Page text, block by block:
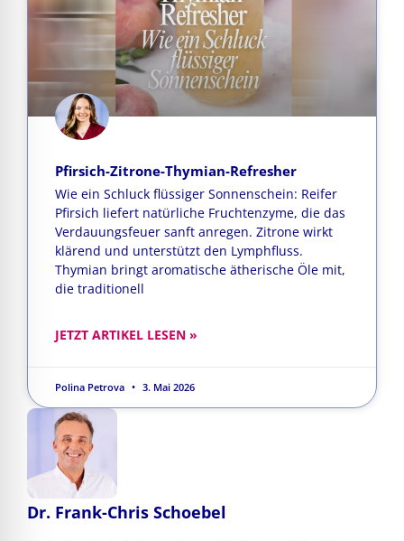
Dr. Frank-Chris Schoebel
Pfirsich-Zitrone-Thymian-Refresher
Wie ein Schluck flüssiger Sonnenschein: Reifer
Pfirsich liefert natürliche Fruchtenzyme, die das
Verdauungsfeuer sanft anregen. Zitrone wirkt
klärend und unterstützt den Lymphfluss.
Thymian bringt aromatische ätherische Öle mit,
die traditionell
JETZT ARTIKEL LESEN »
Polina Petrova 3. Mai 2026